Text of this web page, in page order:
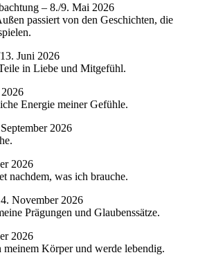
– 8./9. Mai 2026
passiert von den Geschichten, die
Juni 2026
in Liebe und Mitgefühl.
Energie meiner Gefühle.
2026
2026
nachdem, was ich brauche.
November 2026
Prägungen und Glaubenssätze.
2026
Körper und werde lebendig.